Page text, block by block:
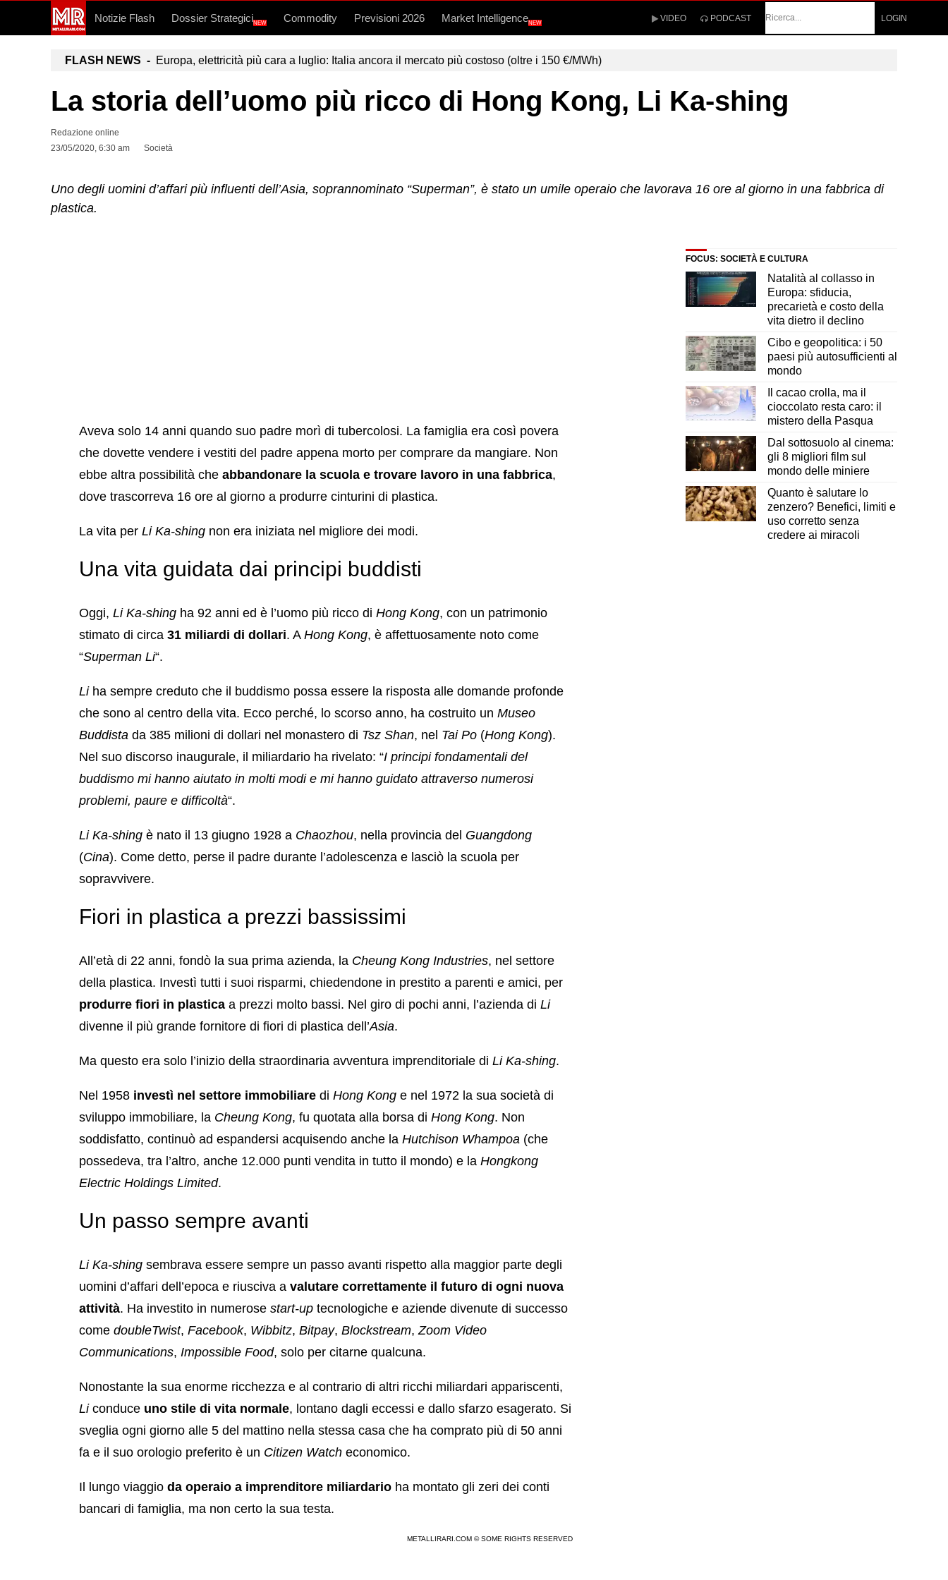
Notizie Flash Dossier StrategiciNEW Commodity Previsioni 2026 Market IntelligenceNEW VIDEO PODCAST
LOGIN
FLASH NEWS - Europa, elettricità più cara a luglio: Italia ancora il mercato più costoso (oltre i 150 €/MWh)
La storia dell’uomo più ricco di Hong Kong, Li Ka-shing
Redazione online
23/05/2020, 6:30 am
Società
Uno degli uomini d’affari più influenti dell’Asia, soprannominato “Superman”, è stato un umile operaio che lavorava 16 ore al giorno in una fabbrica di
plastica.
Aveva solo 14 anni quando suo padre morì di tubercolosi. La famiglia era così povera
che dovette vendere i vestiti del padre appena morto per comprare da mangiare. Non
ebbe altra possibilità che abbandonare la scuola e trovare lavoro in una fabbrica,
dove trascorreva 16 ore al giorno a produrre cinturini di plastica.
La vita per Li Ka-shing non era iniziata nel migliore dei modi.
Una vita guidata dai principi buddisti
Oggi, Li Ka-shing ha 92 anni ed è l’uomo più ricco di Hong Kong, con un patrimonio
stimato di circa 31 miliardi di dollari. A Hong Kong, è affettuosamente noto come
“Superman Li“.
Liha sempre creduto che il buddismo possa essere la risposta alle domande profonde
che sono al centro della vita. Ecco perché, lo scorso anno, ha costruito un Museo
Buddista da 385 milioni di dollari nel monastero di Tsz Shan, nel Tai Po (Hong Kong).
Nel suo discorso inaugurale, il miliardario ha rivelato: “I principi fondamentali del
buddismo mi hanno aiutato in molti modi e mi hanno guidato attraverso numerosi
problemi, paure e difficoltà“.
Li Ka-shing è nato il 13 giugno 1928 a Chaozhou, nella provincia del Guangdong
(Cina). Come detto, perse il padre durante l’adolescenza e lasciò la scuola per
sopravvivere.
Fiori in plastica a prezzi bassissimi
All’età di 22 anni, fondò la sua prima azienda, la Cheung Kong Industries, nel settore
della plastica. Investì tutti i suoi risparmi, chiedendone in prestito a parenti e amici, per
produrre fiori in plastica a prezzi molto bassi. Nel giro di pochi anni, l’azienda di Li
divenne il più grande fornitore di fiori di plastica dell’Asia.
Ma questo era solo l’inizio della straordinaria avventura imprenditoriale di Li Ka-shing.
Nel 1958 investì nel settore immobiliare di Hong Kong e nel 1972 la sua società di
sviluppo immobiliare, la Cheung Kong, fu quotata alla borsa di Hong Kong. Non
soddisfatto, continuò ad espandersi acquisendo anche la Hutchison Whampoa (che
possedeva, tra l’altro, anche 12.000 punti vendita in tutto il mondo) e la Hongkong
Electric Holdings Limited.
Un passo sempre avanti
Li Ka-shing sembrava essere sempre un passo avanti rispetto alla maggior parte degli
uomini d’affari dell’epoca e riusciva a valutare correttamente il futuro di ogni nuova
attività. Ha investito in numerose start-up tecnologiche e aziende divenute di successo
come doubleTwist, Facebook, Wibbitz, Bitpay, Blockstream, Zoom Video
Communications, Impossible Food, solo per citarne qualcuna.
Nonostante la sua enorme ricchezza e al contrario di altri ricchi miliardari appariscenti,
Liconduce uno stile di vita normale, lontano dagli eccessi e dallo sfarzo esagerato. Si
sveglia ogni giorno alle 5 del mattino nella stessa casa che ha comprato più di 50 anni
fa e il suo orologio preferito è un Citizen Watch economico.
Il lungo viaggio da operaio a imprenditore miliardario ha montato gli zeri dei conti
bancari di famiglia, ma non certo la sua testa.
METALLIRARI.COM © SOME RIGHTS RESERVED
FOCUS: SOCIETÀ E CULTURA
Natalità al collasso in
Europa: sfiducia,
precarietà e costo della
vita dietro il declino
Cibo e geopolitica: i 50
paesi più autosufficienti al
mondo
Il cacao crolla, ma il
cioccolato resta caro: il
mistero della Pasqua
Dal sottosuolo al cinema:
gli 8 migliori film sul
mondo delle miniere
Quanto è salutare lo
zenzero? Benefici, limiti e
uso corretto senza
credere ai miracoli